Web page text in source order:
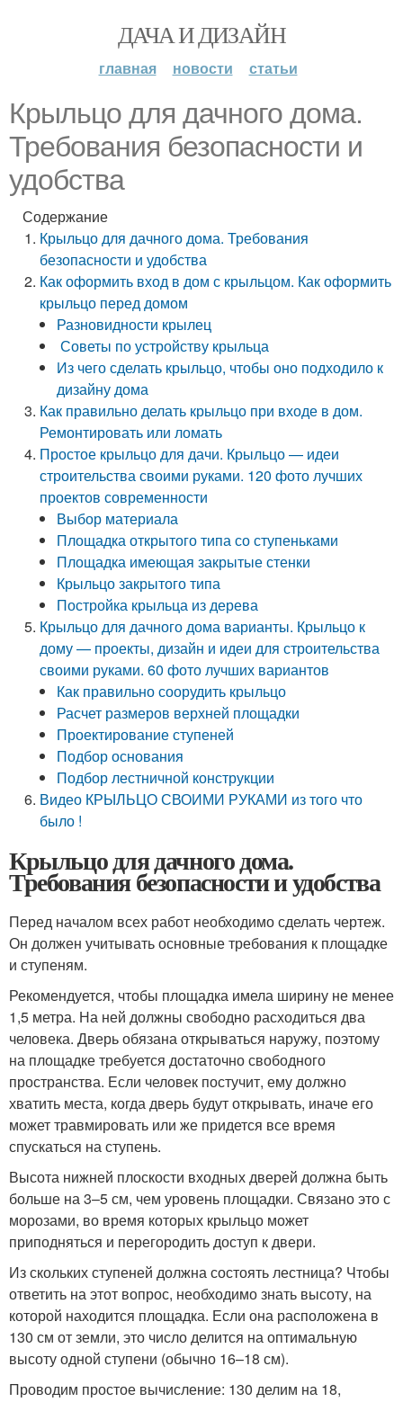
ДАЧА И ДИЗАЙН
главная новости статьи
Крыльцо для дачного дома.
Требования безопасности и
удобства
Содержание
Крыльцо для дачного дома. Требования
безопасности и удобства
Как оформить вход в дом с крыльцом. Как оформить
крыльцо перед домом
Разновидности крылец
Советы по устройству крыльца
Из чего сделать крыльцо, чтобы оно подходило к
дизайну дома
Как правильно делать крыльцо при входе в дом.
Ремонтировать или ломать
Простое крыльцо для дачи. Крыльцо — идеи
строительства своими руками. 120 фото лучших
проектов современности
Выбор материала
Площадка открытого типа со ступеньками
Площадка имеющая закрытые стенки
Крыльцо закрытого типа
Постройка крыльца из дерева
Крыльцо для дачного дома варианты. Крыльцо к
дому — проекты, дизайн и идеи для строительства
своими руками. 60 фото лучших вариантов
Как правильно соорудить крыльцо
Расчет размеров верхней площадки
Проектирование ступеней
Подбор основания
Подбор лестничной конструкции
Видео КРЫЛЬЦО СВОИМИ РУКАМИ из того что
было !
Крыльцо для дачного дома.
Требования безопасности и удобства
Перед началом всех работ необходимо сделать чертеж.
Он должен учитывать основные требования к площадке
и ступеням.
Рекомендуется, чтобы площадка имела ширину не менее
1,5 метра. На ней должны свободно расходиться два
человека. Дверь обязана открываться наружу, поэтому
на площадке требуется достаточно свободного
пространства. Если человек постучит, ему должно
хватить места, когда дверь будут открывать, иначе его
может травмировать или же придется все время
спускаться на ступень.
Высота нижней плоскости входных дверей должна быть
больше на 3–5 см, чем уровень площадки. Связано это с
морозами, во время которых крыльцо может
приподняться и перегородить доступ к двери.
Из скольких ступеней должна состоять лестница? Чтобы
ответить на этот вопрос, необходимо знать высоту, на
которой находится площадка. Если она расположена в
130 см от земли, это число делится на оптимальную
высоту одной ступени (обычно 16–18 см).
Проводим простое вычисление: 130 делим на 18,